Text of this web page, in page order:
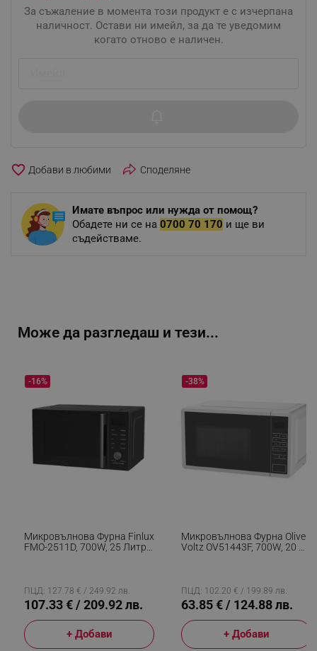
За съжаление в момента този продукт е с изчерпана
наличност. Остави ни имейл, за да те уведомим
когато отново е наличен.
favorite_border Споделяне
Имате въпрос или нужда от помощ?
Обадете ни се на 0700 70 170 и ще ви
съдействаме.
Може да разгледаш и тези...
Микровълнова Фурна Finlux
FMO-2511D, 700W, 25 Литра,
Черен
-16%
ПЦД: 127.78 € / 249.92 лв.
107.33 € / 209.92 лв.
+ Добави
Микровълнова Фурна Oliver
Voltz OV51443F, 700W, 20 Л,
-38%
ПЦД: 102.20 € / 199.89 лв.
63.85 € / 124.88 лв.
+ Добави